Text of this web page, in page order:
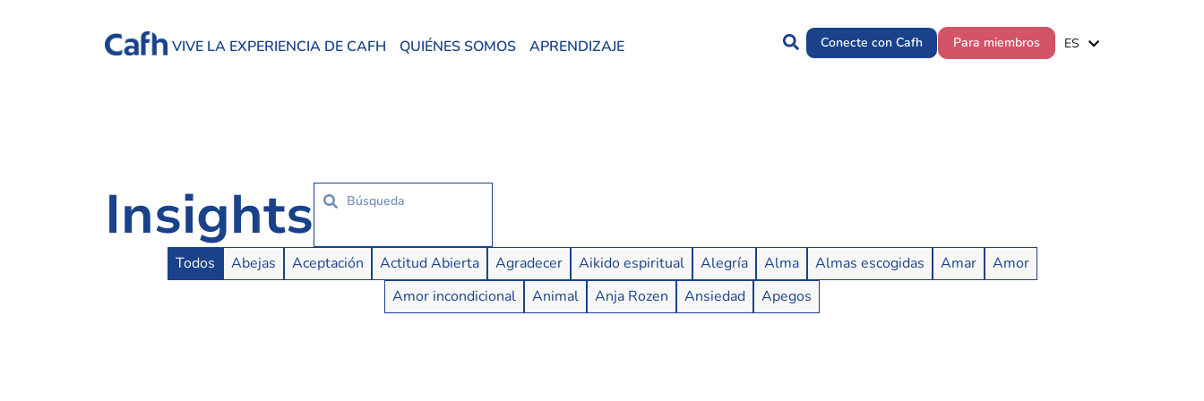
VIVE LA EXPERIENCIA DE CAFH QUIÉNES SOMOS APRENDIZAJE Conecte con Cafh Para miembros ES
PT
Insights
Insights Buttons
Todos Abejas Aceptación Actitud Abierta Agradecer Aikido espiritual Alegría Alma Almas escogidas Amar
Amor
Amor incondicional
Animal Anja Rozen Ansiedad Apegos